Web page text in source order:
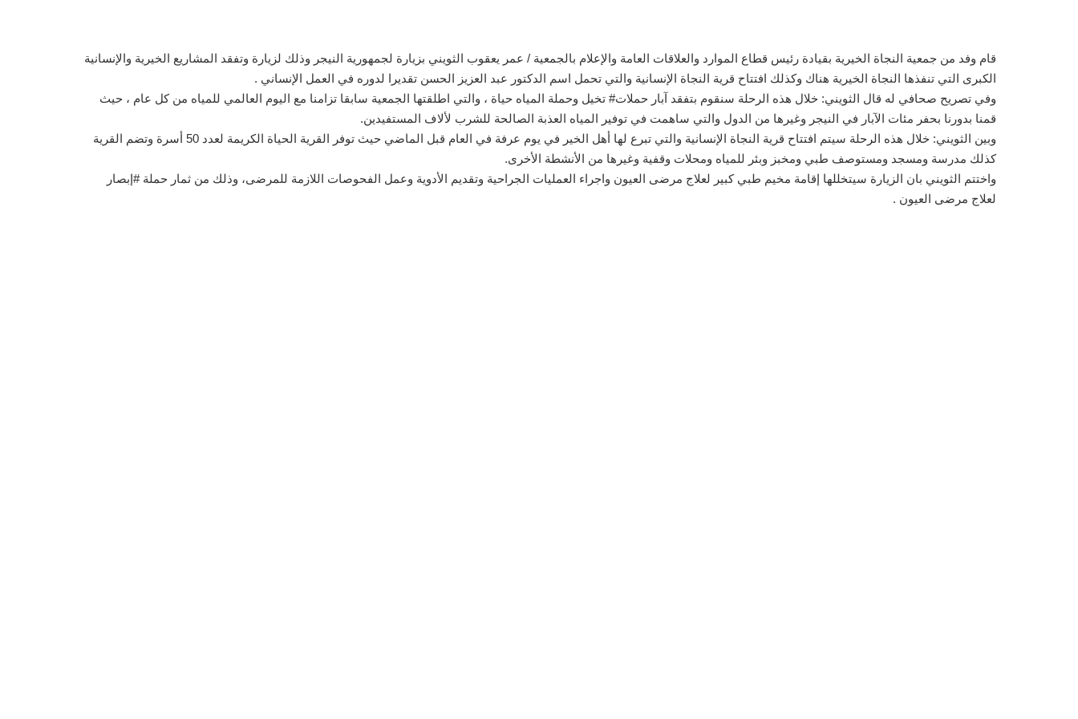
قام وفد من جمعية النجاة الخيرية بقيادة رئيس قطاع الموارد والعلاقات العامة والإعلام بالجمعية / عمر يعقوب الثويني بزيارة لجمهورية النيجر وذلك لزيارة وتفقد المشاريع الخيرية والإنسانية
الكبرى التي تنفذها النجاة الخيرية هناك وكذلك افتتاح قرية النجاة الإنسانية والتي تحمل اسم الدكتور عبد العزيز الحسن تقديرا لدوره في العمل الإنساني .
وفي تصريح صحافي له قال الثويني: خلال هذه الرحلة سنقوم بتفقد آبار حملات# تخيل وحملة المياه حياة ، والتي اطلقتها الجمعية سابقا تزامنا مع اليوم العالمي للمياه من كل عام ، حيث
قمنا بدورنا بحفر مئات الآبار في النيجر وغيرها من الدول والتي ساهمت في توفير المياه العذبة الصالحة للشرب لألاف المستفيدين.
وبين الثويني: خلال هذه الرحلة سيتم افتتاح قرية النجاة الإنسانية والتي تبرع لها أهل الخير في يوم عرفة في العام قبل الماضي حيث توفر القرية الحياة الكريمة لعدد 50 أسرة وتضم القرية
كذلك مدرسة ومسجد ومستوصف طبي ومخبز وبئر للمياه ومحلات وقفية وغيرها من الأنشطة الأخرى.
واختتم الثويني بان الزيارة سيتخللها إقامة مخيم طبي كبير لعلاج مرضى العيون واجراء العمليات الجراحية وتقديم الأدوية وعمل الفحوصات اللازمة للمرضى، وذلك من ثمار حملة #إبصار
لعلاج مرضى العيون .